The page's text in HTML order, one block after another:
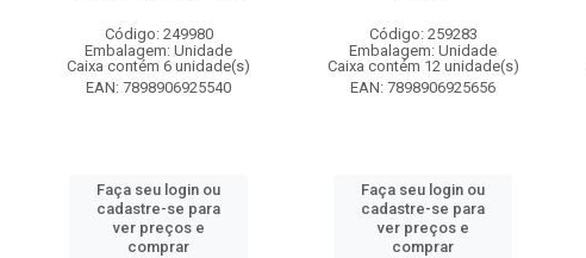
Código: 249980
Embalagem: Unidade
Caixa contém 6 unidade(s)
EAN: 7898906925540
Faça seu login ou
cadastre-se para
ver preços e
comprar
Código: 259283
Embalagem: Unidade
Caixa contém 12 unidade(s)
EAN: 7898906925656
Faça seu login ou
cadastre-se para
ver preços e
comprar